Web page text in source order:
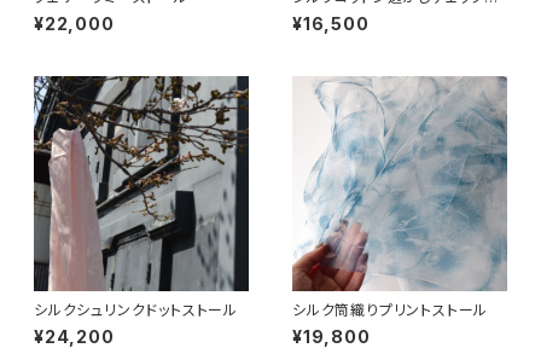
¥22,000
リントストール-flower-
¥16,500
シルクシュリンクドットストール
¥24,200
シルク筒織りプリントストール
¥19,800